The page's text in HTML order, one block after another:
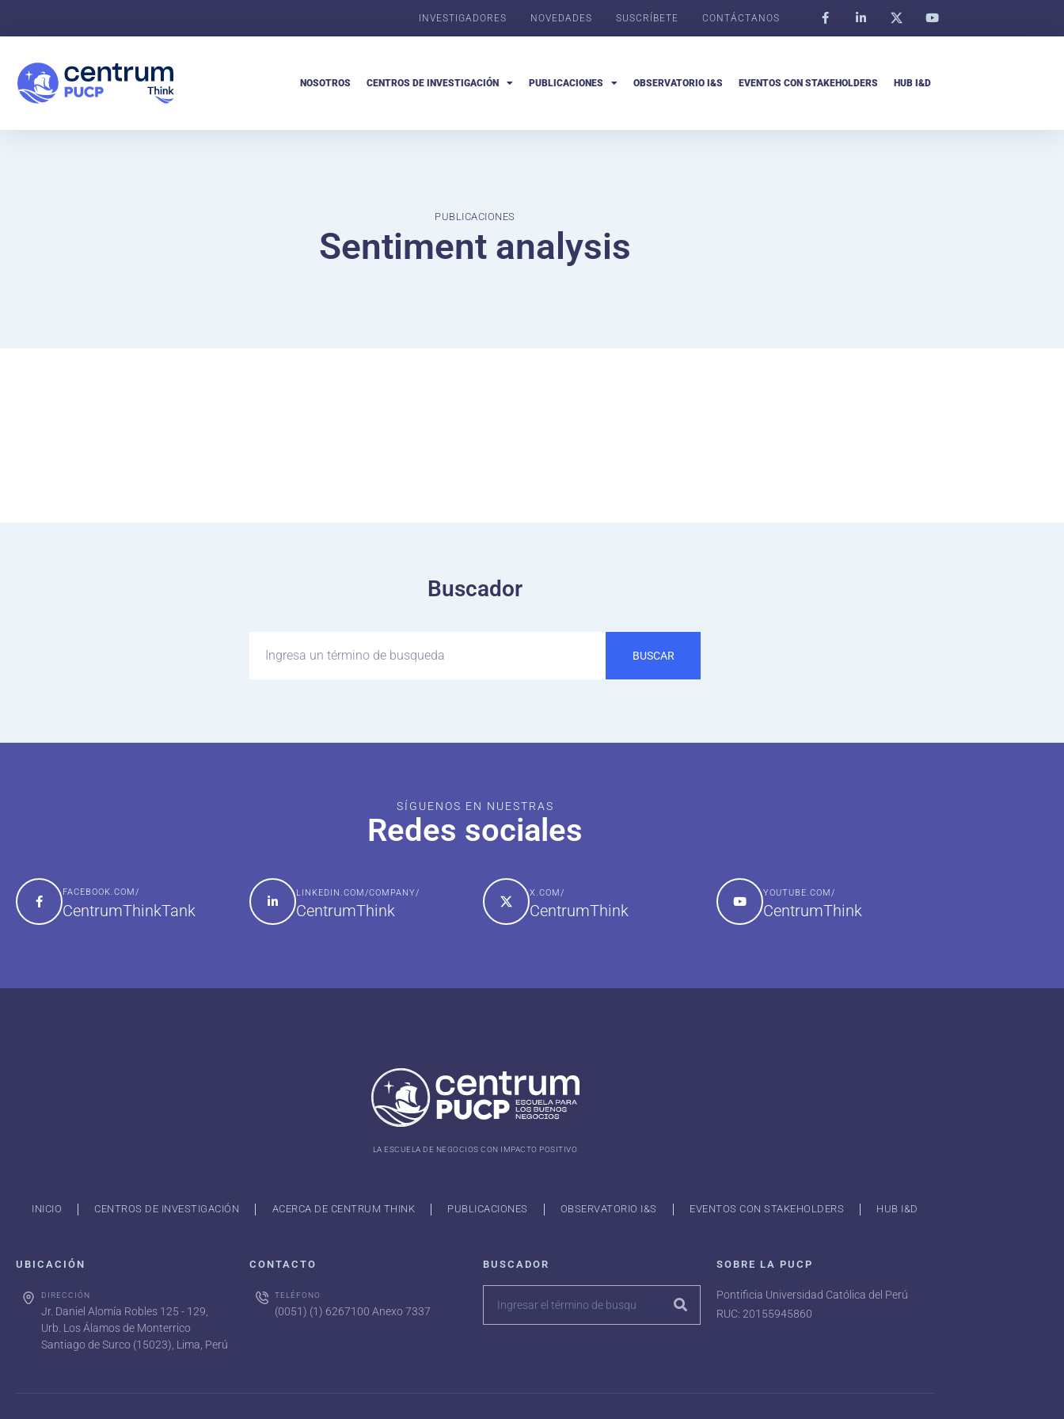
INVESTIGADORES NOVEDADES SUSCRÍBETE CONTÁCTANOS
NOSOTROS CENTROS DE INVESTIGACIÓN PUBLICACIONES OBSERVATORIO I&S EVENTOS CON STAKEHOLDERS HUB I&D
PUBLICACIONES
Sentiment analysis
Buscador
BUSCAR
SÍGUENOS EN NUESTRAS
Redes sociales
FACEBOOK.COM/
CentrumThinkTank
LINKEDIN.COM/COMPANY/
CentrumThink
X.COM/
CentrumThink
YOUTUBE.COM/
CentrumThink
LA ESCUELA DE NEGOCIOS CON IMPACTO POSITIVO
INICIO CENTROS DE INVESTIGACIÓN ACERCA DE CENTRUM THINK PUBLICACIONES OBSERVATORIO I&S EVENTOS CON STAKEHOLDERS HUB I&D
UBICACIÓN
DIRECCIÓN
Jr. Daniel Alomía Robles 125 - 129,
Urb. Los Álamos de Monterrico
Santiago de Surco (15023), Lima, Perú
CONTACTO
TELÉFONO
(0051) (1) 6267100 Anexo 7337
BUSCADOR SOBRE LA PUCP
Pontificia Universidad Católica del Perú
RUC: 20155945860